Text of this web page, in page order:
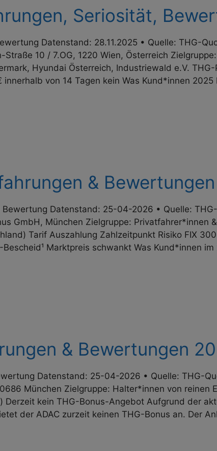
Seriosität,
Datenstand: 28.11.2025 • Quelle: THG-
10 / 7.OG, 1220 Wien, Österreich
Hyundai Österreich, Industriewald e.V.
€ innerhalb von 14 Tagen kein Was Kund*innen
&
Datenstand: 25-04-2026 • Quelle:
GmbH, München Zielgruppe: Privat­fahrer*innen
Tarif Auszahlung Zahl­zeit­punkt Risiko FIX
Bescheid¹ Markt­preis schwankt Was
& Bewertungen
Datenstand: 25-04-2026 • Quelle: THG-
München Zielgruppe: Halter*innen von reinen
Derzeit kein THG-Bonus-Angebot Aufgrund der
der ADAC zurzeit keinen THG-Bonus an. Der